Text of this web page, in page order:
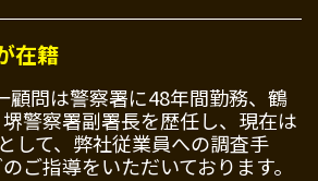
在籍
顧問は警察署に48年間勤務、鶴
警察署副署長を歴任し、現在は
して、弊社従業員への調査手
ご指導をいただいております。